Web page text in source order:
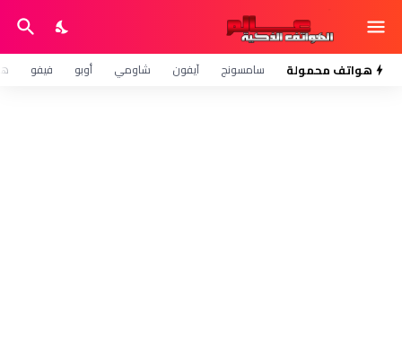
هواتف محمولة سامسونج آيفون شاومي أوبو فيفو